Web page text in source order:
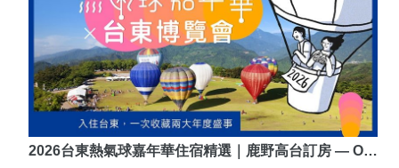
2026台東熱氣球嘉年華住宿精選｜鹿野高台訂房 — O…